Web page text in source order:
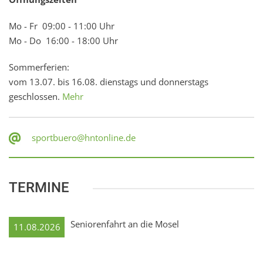
Mo - Fr 09:00 - 11:00 Uhr
Mo - Do 16:00 - 18:00 Uhr
Sommerferien:
vom 13.07. bis 16.08. dienstags und donnerstags
geschlossen. Mehr
sportbuero@hntonline.de
TERMINE
11.08.2026 Seniorenfahrt an die Mosel